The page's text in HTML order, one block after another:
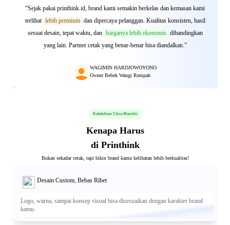
“Sejak pakai printhink.id, brand kami semakin berkelas dan kemasan kami
terlihat lebih premium dan dipercaya pelanggan. Kualitas konsisten, hasil
sesuai desain, tepat waktu, dan harganya lebih ekonomis dibandingkan
yang lain. Partner cetak yang benar-benar bisa diandalkan.”
WAGIMIN HARDJOWOYONO
Owner Bebek Wangi Rempah
Kelebihan Citra Mandiri
Kenapa Harus
di Printhink
Bukan sekadar cetak, tapi bikin brand kamu kelihatan lebih berkualitas!
Desain Custom, Bebas Ribet
Logo, warna, sampai konsep visual bisa disesuaikan dengan karakter brand
kamu.